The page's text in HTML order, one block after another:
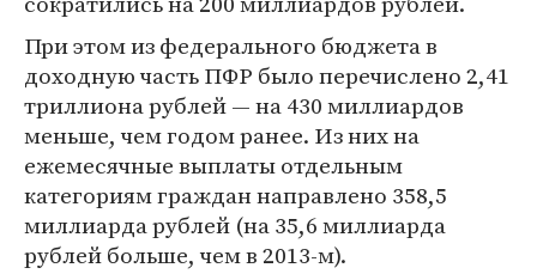
При этом из федерального бюджета в
доходную часть ПФР было перечислено 2,41
триллиона рублей — на 430 миллиардов
меньше, чем годом ранее. Из них на
ежемесячные выплаты отдельным
категориям граждан направлено 358,5
миллиарда рублей (на 35,6 миллиарда
рублей больше, чем в 2013-м).